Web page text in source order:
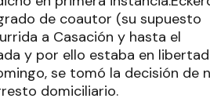
de coautor (su supuesto
a Casación y hasta el
y por ello estaba en
se tomó la decisión de
domiciliario.